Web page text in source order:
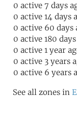
0 active 7 days
0 active 14 days
0 active 60 days
0 active 180
0 active 1 year
0 active 3 years
0 active 6 years
See all zones in